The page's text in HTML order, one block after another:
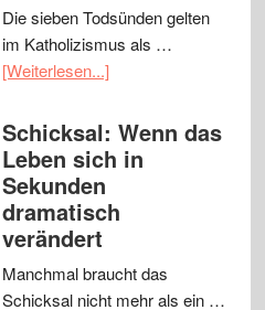
Die sieben Todsünden gelten
im Katholizismus als …
[Weiterlesen...]
Schicksal: Wenn das
Leben sich in
Sekunden
dramatisch
verändert
Manchmal braucht das
Schicksal nicht mehr als ein …